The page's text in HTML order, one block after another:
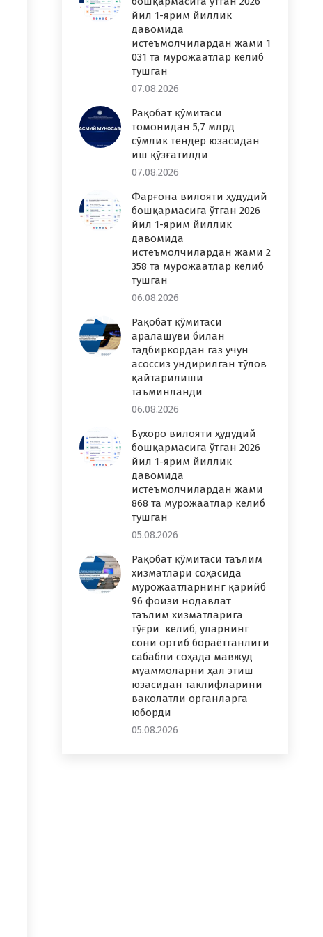
йил 1-ярим йиллик
давомида
истеъмолчилардан жами 1
031 та мурожаатлар келиб
тушган
07.08.2026
Рақобат қўмитаси
томонидан 5,7 млрд
сўмлик тендер юзасидан
иш қўзғатилди
07.08.2026
Фарғона вилояти ҳудудий
бошқармасига ўтган 2026
йил 1-ярим йиллик
давомида
истеъмолчилардан жами 2
358 та мурожаатлар келиб
тушган
06.08.2026
Рақобат қўмитаси
аралашуви билан
тадбиркордан газ учун
асоссиз ундирилган тўлов
қайтарилиши
таъминланди
06.08.2026
Бухоро вилояти ҳудудий
бошқармасига ўтган 2026
йил 1-ярим йиллик
давомида
истеъмолчилардан жами
868 та мурожаатлар келиб
тушган
05.08.2026
Рақобат қўмитаси таълим
хизматлари соҳасида
мурожаатларнинг қарийб
96 фоизи нодавлат
таълим хизматларига
тўғри келиб, уларнинг
сони ортиб бораётганлиги
сабабли соҳада мавжуд
муаммоларни ҳал этиш
юзасидан таклифларини
ваколатли органларга
юборди
05.08.2026